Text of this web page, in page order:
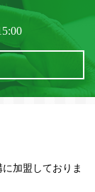
加盟しておりま